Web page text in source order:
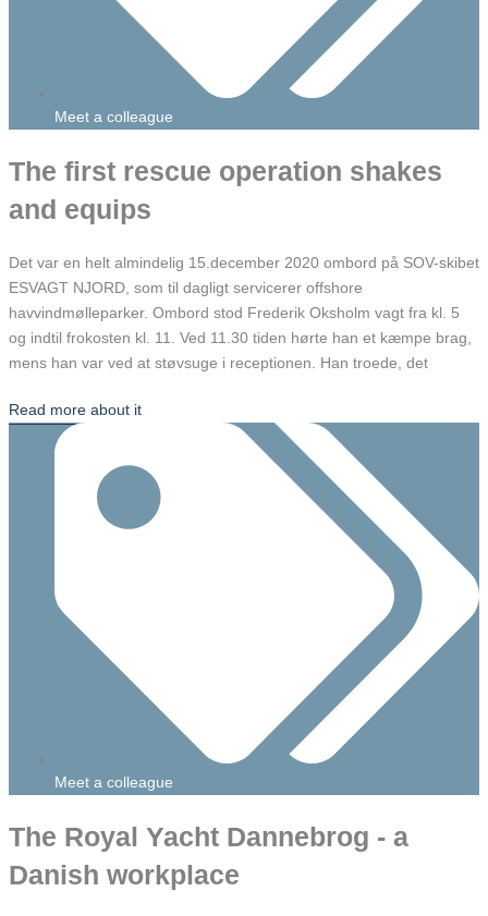
Meet a colleague
The first rescue operation shakes
and equips
Det var en helt almindelig 15.december 2020 ombord på SOV-skibet
ESVAGT NJORD, som til dagligt servicerer offshore
havvindmølleparker. Ombord stod Frederik Oksholm vagt fra kl. 5
og indtil frokosten kl. 11. Ved 11.30 tiden hørte han et kæmpe brag,
mens han var ved at støvsuge i receptionen. Han troede, det
Read more about it
Meet a colleague
The Royal Yacht Dannebrog - a
Danish workplace